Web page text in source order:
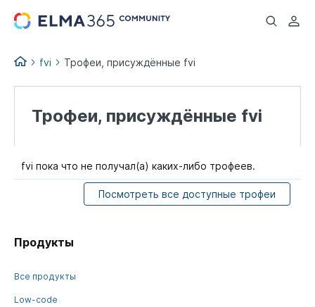
...
fvi Трофеи, присуждённые fvi
Трофеи, присуждённые fvi
fvi пока что не получал(а) каких-либо трофеев.
Посмотреть все доступные трофеи
Продукты
Все продукты
Low-code